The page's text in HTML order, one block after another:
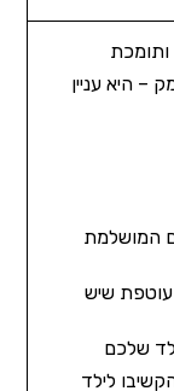
– היא עניין
המושלמת
שיש
שלכם
לילד